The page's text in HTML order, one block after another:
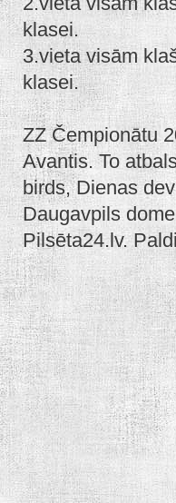
klasei.
3.vieta visām
klasei.
ZZ Čempionātu
Avantis. To
birds, Dienas
Daugavpils
Pilsēta24.lv.